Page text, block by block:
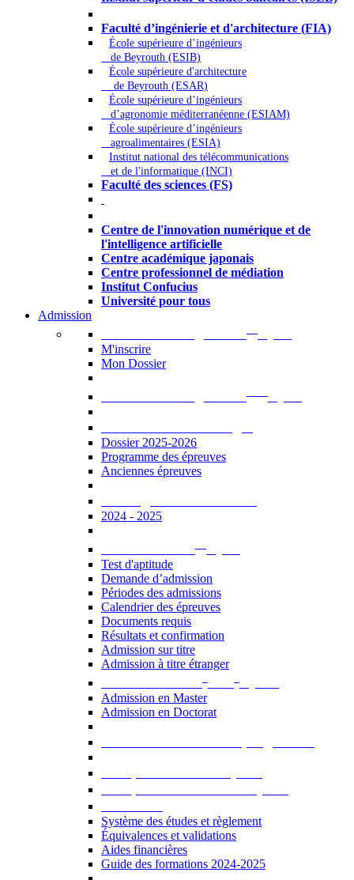
Faculté d’ingénierie et d'architecture (FIA)
École supérieure d’ingénieurs
de Beyrouth (ESIB)
École supérieure d'architecture
de Beyrouth (ESAR)
École supérieure d’ingénieurs
d’agronomie méditerranéenne (ESIAM)
École supérieure d’ingénieurs
agroalimentaires (ESIA)
Institut national des télécommunications
et de l'informatique (INCI)
Faculté des sciences (FS)
Centre de l'innovation numérique et de
l'intelligence artificielle
Centre académique japonais
Centre professionnel de médiation
Institut Confucius
Université pour tous
Admission
M'inscrire
Mon Dossier
Dossier 2025-2026
Programme des épreuves
Anciennes épreuves
2024 - 2025
Test d'aptitude
Demande d’admission
Périodes des admissions
Calendrier des épreuves
Documents requis
Résultats et confirmation
Admission sur titre
Admission à titre étranger
Admission en Master
Admission en Doctorat
Système des études et règlement
Équivalences et validations
Aides financières
Guide des formations 2024-2025